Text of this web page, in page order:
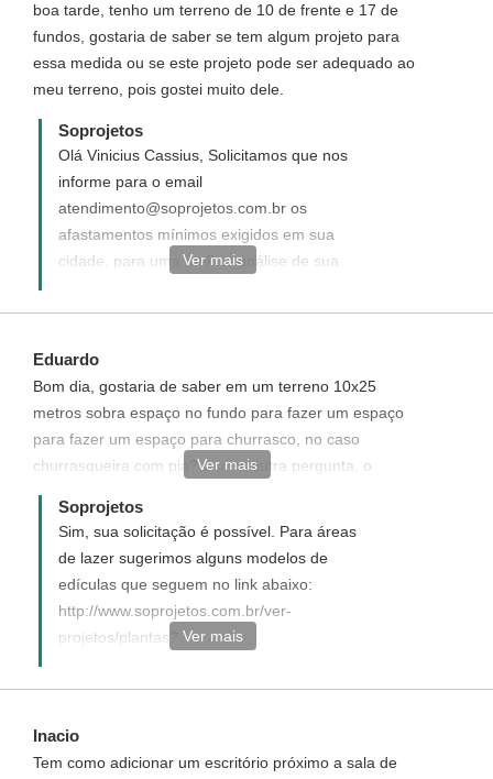
boa tarde, tenho um terreno de 10 de frente e 17 de
fundos, gostaria de saber se tem algum projeto para
essa medida ou se este projeto pode ser adequado ao
meu terreno, pois gostei muito dele.
Soprojetos
Olá Vinicius Cassius, Solicitamos que nos
informe para o email
atendimento@soprojetos.com.br os
afastamentos mínimos exigidos em sua
cidade, para uma melhor análise de sua
Ver mais
Eduardo
Bom dia, gostaria de saber em um terreno 10x25
metros sobra espaço no fundo para fazer um espaço
para fazer um espaço para churrasco, no caso
churrasqueira com pia? e uma outra pergunta, o
projeto seria para construir em um terreno na praia de
ilha comprida, eu posso fazer o projeto na soprojetos
ou tem que ser um engenheiro da região?
Ver mais
Soprojetos
Sim, sua solicitação é possível. Para áreas
de lazer sugerimos alguns modelos de
edículas que seguem no link abaixo:
http://www.soprojetos.com.br/ver-
projetos/plantas?
Para construir nosso projeto será
possa assinar a responsabilidade pela obra
(engenheiro ou arquiteto) de sua cidade
Ver mais
Inacio
Tem como adicionar um escritório próximo a sala de